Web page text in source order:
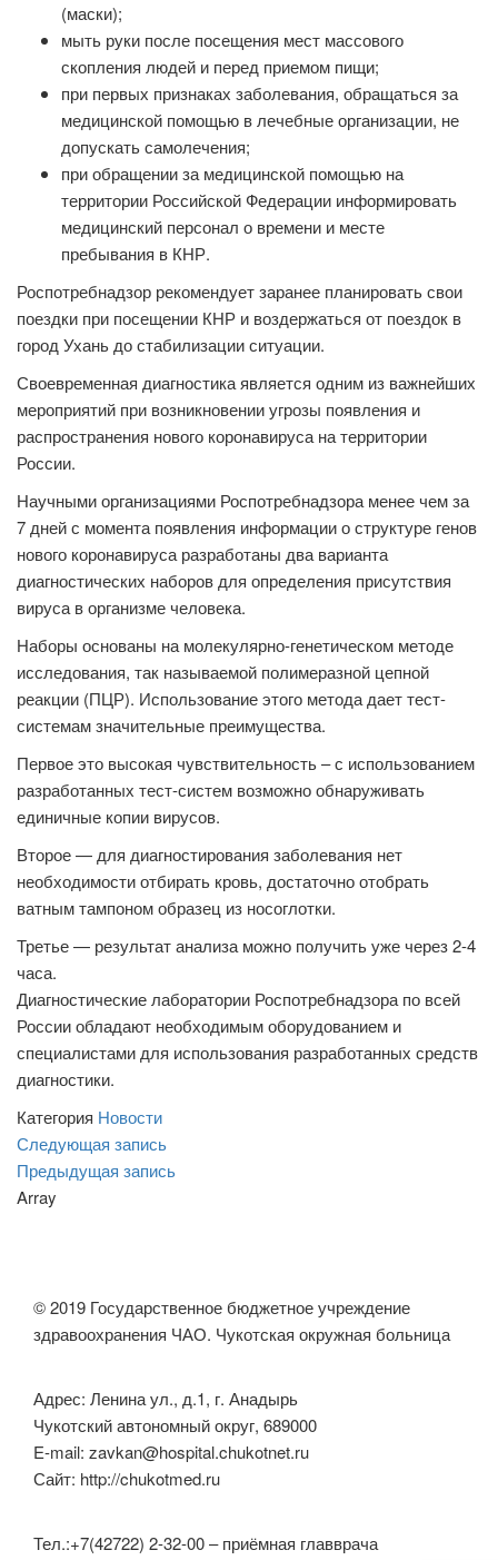
(маски);
мыть руки после посещения мест массового
скопления людей и перед приемом пищи;
при первых признаках заболевания, обращаться за
медицинской помощью в лечебные организации, не
допускать самолечения;
при обращении за медицинской помощью на
территории Российской Федерации информировать
медицинский персонал о времени и месте
пребывания в КНР.
Роспотребнадзор рекомендует заранее планировать свои
поездки при посещении КНР и воздержаться от поездок в
город Ухань до стабилизации ситуации.
Своевременная диагностика является одним из важнейших
мероприятий при возникновении угрозы появления и
распространения нового коронавируса на территории
России.
Научными организациями Роспотребнадзора менее чем за
7 дней с момента появления информации о структуре генов
нового коронавируса разработаны два варианта
диагностических наборов для определения присутствия
вируса в организме человека.
Наборы основаны на молекулярно-генетическом методе
исследования, так называемой полимеразной цепной
реакции (ПЦР). Использование этого метода дает тест-
системам значительные преимущества.
Первое это высокая чувствительность – с использованием
разработанных тест-систем возможно обнаруживать
единичные копии вирусов.
Второе — для диагностирования заболевания нет
необходимости отбирать кровь, достаточно отобрать
ватным тампоном образец из носоглотки.
Третье — результат анализа можно получить уже через 2-4
часа.
Диагностические лаборатории Роспотребнадзора по всей
России обладают необходимым оборудованием и
специалистами для использования разработанных средств
диагностики.
Категория Новости
Навигация
по
записям
Следующая записьСледующая
запись
Предыдущая записьПредыдущая
Array
© 2019 Государственное бюджетное учреждение
здравоохранения ЧАО. Чукотская окружная больница
Адрес: Ленина ул., д.1, г. Анадырь
Чукотский автономный округ, 689000
E-mail: zavkan@hospital.chukotnet.ru
Сайт: http://chukotmed.ru
Тел.:+7(42722) 2-32-00 – приёмная главврача